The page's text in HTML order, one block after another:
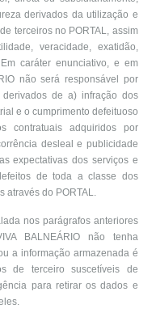
derivados da utilização e
terceiros no PORTAL, assim
veracidade, exatidão,
caráter enunciativo, e em
não será responsável por
de a) infração dos
e o cumprimento defeituoso
contratuais adquiridos por
desleal e publicidade
expectativas dos serviços e
de toda a classe dos
através do PORTAL.
nos parágrafos anteriores
BALNEÁRIO não tenha
a informação armazenada é
de terceiro suscetíveis de
para retirar os dados e